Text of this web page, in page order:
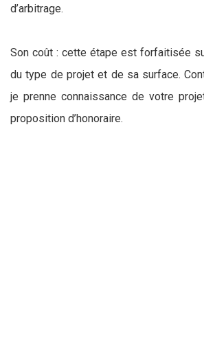
d’arbitrage.
Son coût : cette étape est forfaitisée
du type de projet et de sa surface.
je prenne connaissance de votre
proposition d’honoraire.